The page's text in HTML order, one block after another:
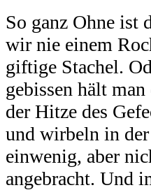
So ganz Ohne ist
wir nie einem
giftige Stachel.
gebissen hält
der Hitze des
und wirbeln in
einwenig, aber
angebracht. Und